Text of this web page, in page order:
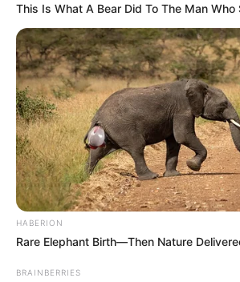
This Is What A Bear Did To The Man Who
HABERION
Rare Elephant Birth—Then Nature
BRAINBERRIES